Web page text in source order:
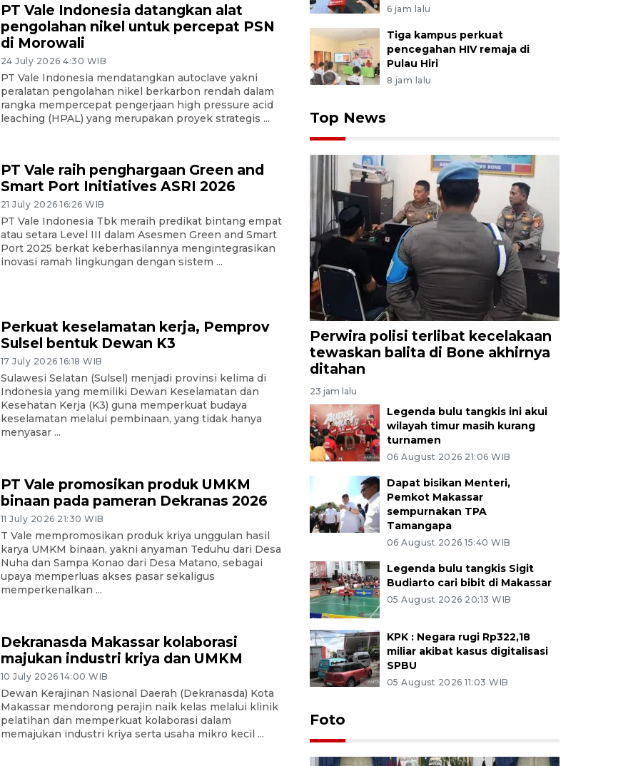
PT Vale Indonesia datangkan alat
pengolahan nikel untuk percepat PSN
di Morowali
24 July 2026 4:30 WIB
PT Vale Indonesia mendatangkan autoclave yakni
peralatan pengolahan nikel berkarbon rendah dalam
rangka mempercepat pengerjaan high pressure acid
leaching (HPAL) yang merupakan proyek strategis ...
PT Vale raih penghargaan Green and
Smart Port Initiatives ASRI 2026
21 July 2026 16:26 WIB
PT Vale Indonesia Tbk meraih predikat bintang empat
atau setara Level III dalam Asesmen Green and Smart
Port 2025 berkat keberhasilannya mengintegrasikan
inovasi ramah lingkungan dengan sistem ...
Perkuat keselamatan kerja, Pemprov
Sulsel bentuk Dewan K3
17 July 2026 16:18 WIB
Sulawesi Selatan (Sulsel) menjadi provinsi kelima di
Indonesia yang memiliki Dewan Keselamatan dan
Kesehatan Kerja (K3) guna memperkuat budaya
keselamatan melalui pembinaan, yang tidak hanya
menyasar ...
PT Vale promosikan produk UMKM
binaan pada pameran Dekranas 2026
11 July 2026 21:30 WIB
T Vale mempromosikan produk kriya unggulan hasil
karya UMKM binaan, yakni anyaman Teduhu dari Desa
Nuha dan Sampa Konao dari Desa Matano, sebagai
upaya memperluas akses pasar sekaligus
memperkenalkan ...
Dekranasda Makassar kolaborasi
majukan industri kriya dan UMKM
10 July 2026 14:00 WIB
Dewan Kerajinan Nasional Daerah (Dekranasda) Kota
Makassar mendorong perajin naik kelas melalui klinik
pelatihan dan memperkuat kolaborasi dalam
memajukan industri kriya serta usaha mikro kecil ...
6 jam lalu
Tiga kampus perkuat
pencegahan HIV remaja di
Pulau Hiri
8 jam lalu
Top News
Perwira polisi terlibat kecelakaan
tewaskan balita di Bone akhirnya
ditahan
23 jam lalu
Legenda bulu tangkis ini akui
wilayah timur masih kurang
turnamen
06 August 2026 21:06 WIB
Dapat bisikan Menteri,
Pemkot Makassar
sempurnakan TPA
Tamangapa
06 August 2026 15:40 WIB
Legenda bulu tangkis Sigit
Budiarto cari bibit di Makassar
05 August 2026 20:13 WIB
KPK : Negara rugi Rp322,18
miliar akibat kasus digitalisasi
SPBU
05 August 2026 11:03 WIB
Foto